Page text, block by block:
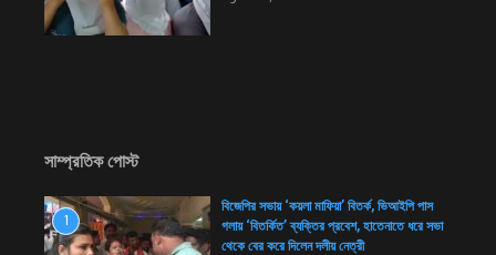
সাম্প্রতিক পোস্ট
1
বিজেপির সভায় ‘কয়লা মাফিয়া’ বিতর্ক, ভিআইপি পাস
গলায় ‘বিতর্কিত’ ব্যক্তির প্রবেশ, হাতেনাতে ধরে সভা
থেকে বের করে দিলেন দলীয় নেত্রী